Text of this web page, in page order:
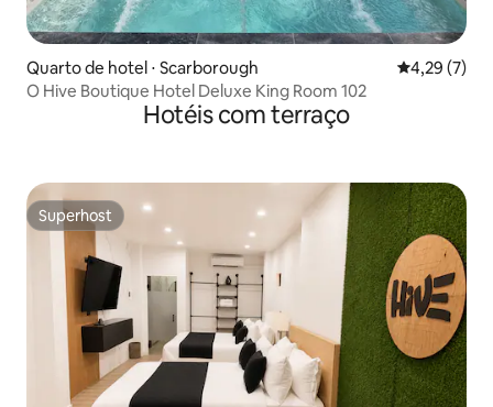
Quarto de hotel ⋅ Scarborough 4,29 de
4,29 (7)
O Hive Boutique Hotel Deluxe King Room 102
Hotéis com terraço
Superhost
Superhost